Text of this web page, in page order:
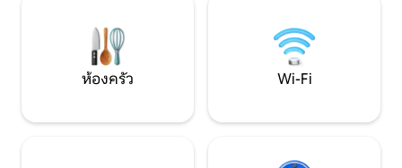
ห้องครัว Wi-Fi